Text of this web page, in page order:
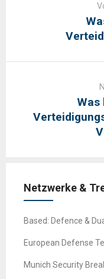
Was
Netzwerke &
Based: Defence &
European Defense
Munich Security